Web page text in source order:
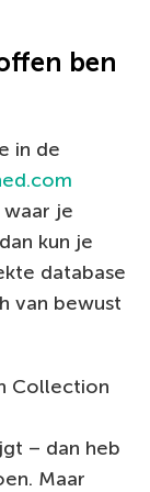
ben
in de
je
kun je
database
van bewust
Collection
– dan heb
Maar